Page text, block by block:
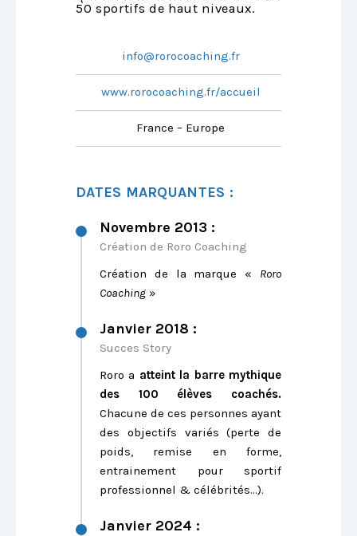
50 sportifs de haut niveaux.
info@rorocoaching.fr
www.rorocoaching.fr/accueil
France – Europe
DATES MARQUANTES :
Novembre 2013 :
Création de Roro Coaching
Création de la marque « Roro
Coaching »
Janvier 2018 :
Succes Story
Roro a atteint la barre mythique
des 100 élèves coachés.
Chacune de ces personnes ayant
des objectifs variés (perte de
poids, remise en forme,
entrainement pour sportif
professionnel & célébrités…).
Janvier 2024 :